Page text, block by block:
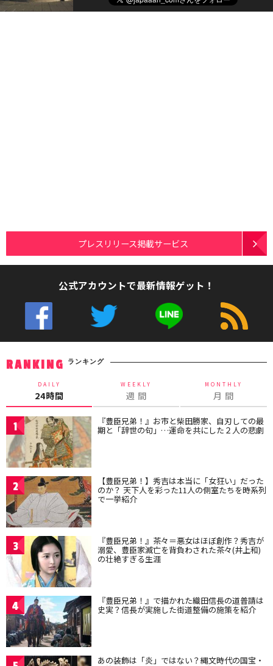
プレスリリース掲載サービス
公式アカウントで最新情報ゲット！
RANKING ランキング
DAILY
24時間
WEEKLY
週 間
MONTHLY
月 間
1 『豊臣兄弟！』お市と柴田勝家、自刃しての最
期と「辞世の句」…運命を共にした２人の悲劇
2 【豊臣兄弟！】秀吉は本当に「女狂い」だった
のか？ 天下人を彩った11人の側室たちを時系列
で一挙紹介
3 『豊臣兄弟！』茶々＝悪女はほぼ創作？秀吉が
溺愛、豊臣家滅亡を背負わされた茶々(井上和)
の壮絶すぎる生涯
4 『豊臣兄弟！』で描かれた織田信長の道普請は
史実？信長が実施した街道整備の施策を紹介
あの装飾は「炎」ではない？縄文時代の国宝・